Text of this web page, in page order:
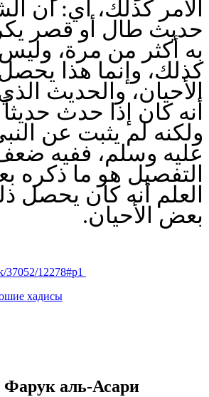
الأمر كذلك، أي: أن
حديث طال أو قصر
به أكثر من مرة، وليس
كذلك، وإنما هذا
الأحيان، والحديث
أنه كان إذا حدث حديثاً
ولكنه لم يثبت عن
عليه وسلم، ففيه
التفصيل هو ما ذكره
العلم أنه كان يحصل
بعض الأحيان.
37052/12278#p1
хадисы
Фарук аль-Асари